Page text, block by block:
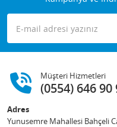
Müşteri Hizmetleri
(0554) 646 90
Adres
Yunusemre Mahallesi Bahçeli